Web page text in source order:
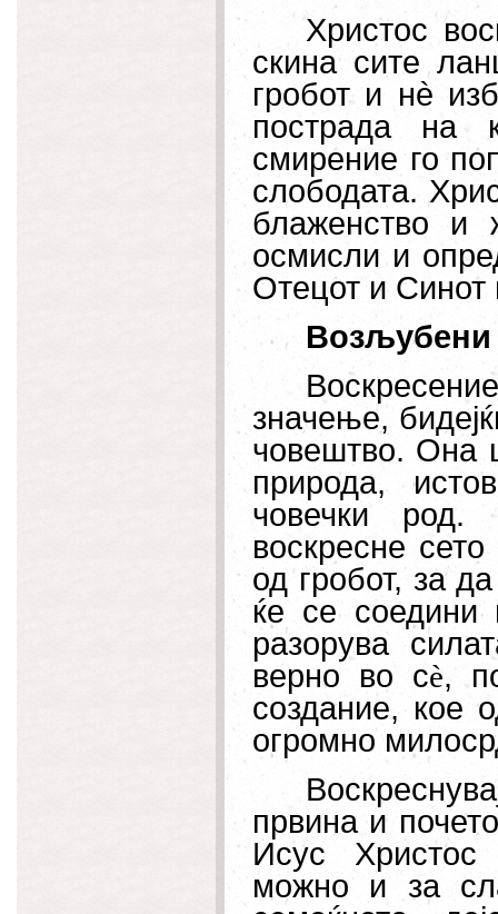
Христос
скина сите
гробот и нè
пострада на
смирение го
слободата.
блаженство и
осмисли и
Отецот и Синот
Возљубени
значење,
човештво. Она
природа,
човечки род.
воскресне
од гробот, за
ќе се соедини
разорува
верно во сè,
создание, кое
огромно
првина и
Исус Христос
можно и за